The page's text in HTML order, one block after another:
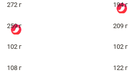
272 г 194 г
259 г 209 г
102 г 102 г
108 г 122 г